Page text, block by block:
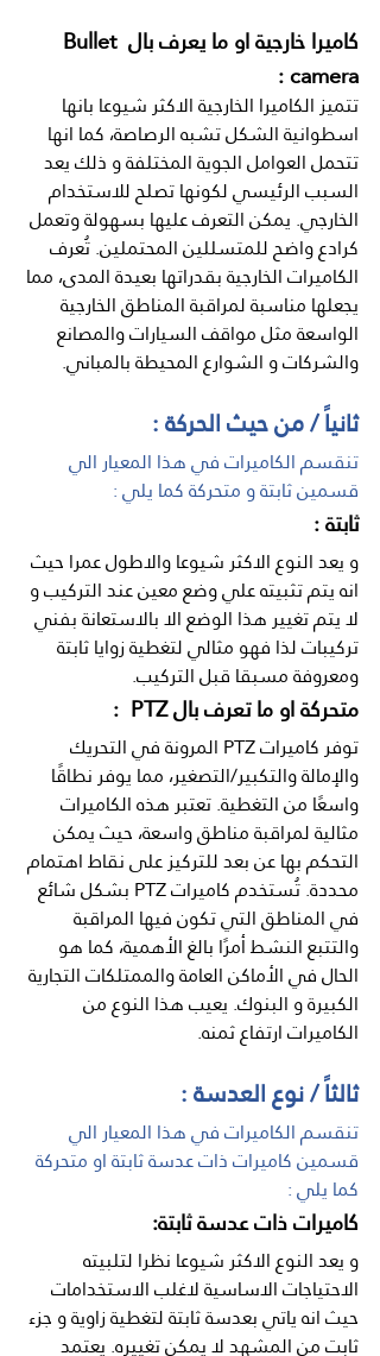
كاميرا خارجية او ما يعرف بال Bullet
camera :
تتميز الكاميرا الخارجية الاكثر شيوعا بانها
اسطوانية الشكل تشبه الرصاصة، كما انها
تتحمل العوامل الجوية المختلفة و ذلك يعد
السبب الرئيسي لكونها تصلح للاستخدام
الخارجي. يمكن التعرف عليها بسهولة وتعمل
كرادع واضح للمتسللين المحتملين. تُعرف
الكاميرات الخارجية بقدراتها بعيدة المدى، مما
يجعلها مناسبة لمراقبة المناطق الخارجية
الواسعة مثل مواقف السيارات والمصانع
والشركات و الشوارع المحيطة بالمباني.
ثانياً / من حيث الحركة :
تنقسم الكاميرات في هذا المعيار الي
قسمين ثابتة و متحركة كما يلي :
ثابتة :
و يعد النوع الاكثر شيوعا والاطول عمرا حيث
انه يتم تثبيته علي وضع معين عند التركيب و
لا يتم تغيير هذا الوضع الا بالاستعانة بفني
تركيبات لذا فهو مثالي لتغطية زوايا ثابتة
ومعروفة مسبقا قبل التركيب.
متحركة او ما تعرف بال PTZ  :
توفر كاميرات PTZ المرونة في التحريك
والإمالة والتكبير/التصغير، مما يوفر نطاقًا
واسعًا من التغطية. تعتبر هذه الكاميرات
مثالية لمراقبة مناطق واسعة، حيث يمكن
التحكم بها عن بعد للتركيز على نقاط اهتمام
محددة. تُستخدم كاميرات PTZ بشكل شائع
في المناطق التي تكون فيها المراقبة
والتتبع النشط أمرًا بالغ الأهمية، كما هو
الحال في الأماكن العامة والممتلكات التجارية
الكبيرة و البنوك. يعيب هذا النوع من
الكاميرات ارتفاع ثمنه.
ثالثاً / نوع العدسة :
تنقسم الكاميرات في هذا المعيار الي
قسمين كاميرات ذات عدسة ثابتة او متحركة
كما يلي :
كاميرات ذات عدسة ثابتة:
و يعد النوع الاكثر شيوعا نظرا لتلبيته
الاحتياجات الاساسية لاغلب الاستخدامات
حيث انه ياتي بعدسة ثابتة لتغطية زاوية و جزء
ثابت من المشهد لا يمكن تغييره. يعتمد